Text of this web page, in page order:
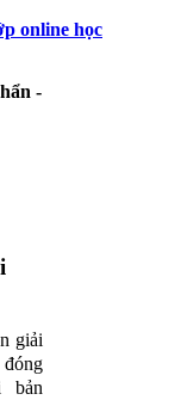
online học
-
giải
bản